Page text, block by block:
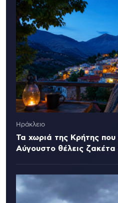
Ηράκλειο
Τα χωριά της Κρήτης που
Αύγουστο θέλεις